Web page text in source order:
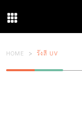
HOME รังสี UV